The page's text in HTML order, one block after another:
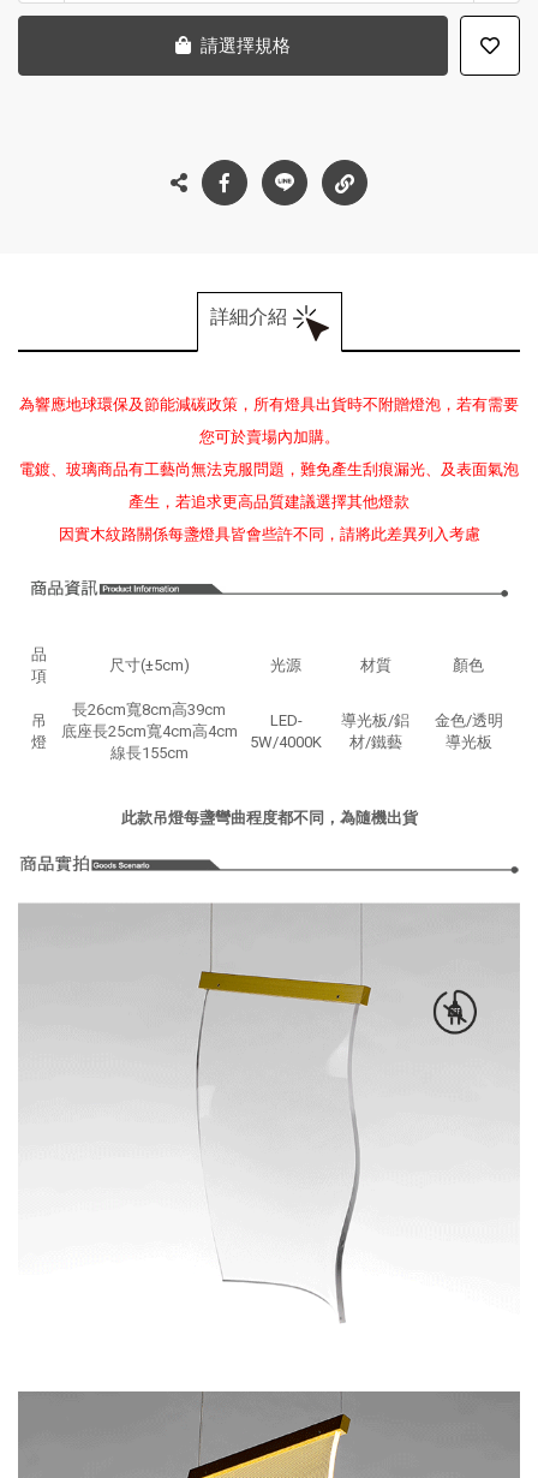
請選擇規格
詳細介紹
為響應地球環保及節能減碳政策，所有燈具出貨時不附贈燈泡，若有需要
您可於賣場內加購。
電鍍、玻璃商品有工藝尚無法克服問題，難免產生刮痕漏光、及表面氣泡
產生，若追求更高品質建議選擇其他燈款
因實木紋路關係每盞燈具皆會些許不同，請將此差異列入考慮
品
項
尺寸(±5cm) 光源 材質 顏色
吊
燈
長26cm寬8cm高39cm
底座長25cm寬4cm高4cm
線長155cm
LED-
5W/4000K
導光板/鋁
材/鐵藝
金色/透明
導光板
此款吊燈每盞彎曲程度都不同，為隨機出貨